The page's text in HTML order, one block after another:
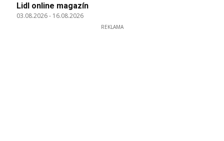
Lidl online magazín
03.08.2026- 16.08.2026
REKLAMA